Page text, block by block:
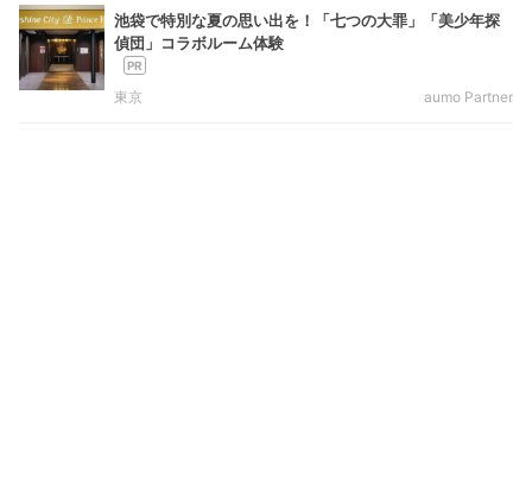
池袋で特別な夏の思い出を！「七つの大罪」「美少年探
偵団」コラボルーム体験
東京 aumo Partner